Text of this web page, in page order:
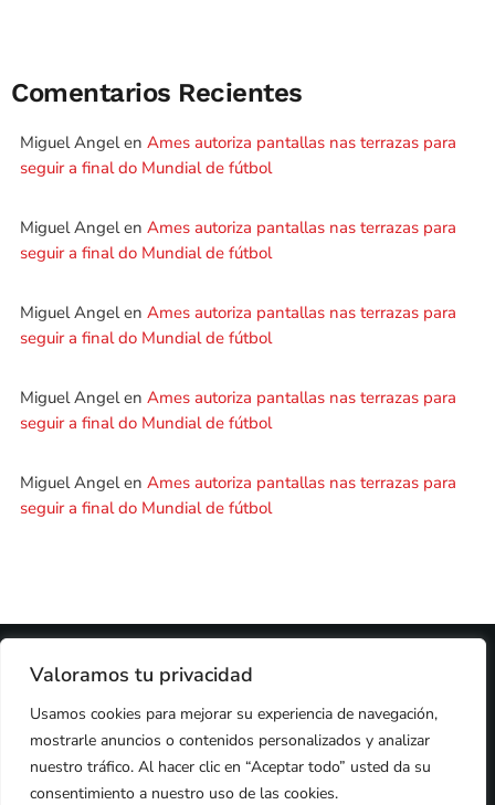
Valoramos tu privacidad
Usamos cookies para mejorar su experiencia de navegación,
mostrarle anuncios o contenidos personalizados y analizar
nuestro tráfico. Al hacer clic en “Aceptar todo” usted da su
consentimiento a nuestro uso de las cookies.
Comentarios Recientes
Miguel Angelen Ames autoriza pantallas nas terrazas para
seguir a final do Mundial de fútbol
Miguel Angelen Ames autoriza pantallas nas terrazas para
seguir a final do Mundial de fútbol
Miguel Angelen Ames autoriza pantallas nas terrazas para
seguir a final do Mundial de fútbol
Miguel Angelen Ames autoriza pantallas nas terrazas para
seguir a final do Mundial de fútbol
Miguel Angelen Ames autoriza pantallas nas terrazas para
seguir a final do Mundial de fútbol
2024 © PROPIEDAD DE DEZASETE MEDIA SL
COOKIES
AVISO LEGAL
PUBLICIDAD
CONTACTO